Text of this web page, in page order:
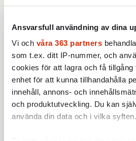
Ansvarsfull användning av dina
Vi och våra 363 partners
som t.ex. ditt IP-nummer, och
cookies för att lagra och få tillgång
enhet för att kunna tillhandahålla
innehåll, annons- och
och produktutveckling. Du kan
använda din data och i vilka syften.
Kanske försöker vi i dag
anpassa oss till den teknik
skapelse, men som är lika
en gång naturen var för
är inte ens »mänsklighet«
tillgång. I ett föränderligt
mänskliga intelligensen
tänkandet en tillgång. I ett
samhälle som vårt blir den